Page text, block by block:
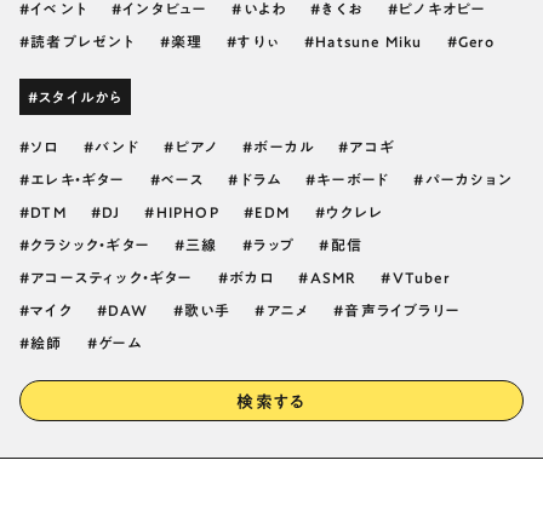
イベント インタビュー いよわ きくお ピノキオピー
読者プレゼント 楽理 すりぃ Hatsune Miku Gero
#スタイルから
ソロ バンド ピアノ ボーカル アコギ
エレキ・ギター ベース ドラム キーボード パーカション
DTM DJ HIPHOP EDM ウクレレ
クラシック・ギター 三線 ラップ 配信
アコースティック・ギター ボカロ ASMR VTuber
マイク DAW 歌い手 アニメ 音声ライブラリー
絵師 ゲーム
検索する